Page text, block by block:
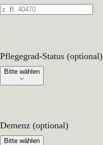
Pflegegrad-Status (optional)
Pflegegrad-Status (optional)
Bitte wählen
Demenz (optional)
Demenz (optional)
Bitte wählen